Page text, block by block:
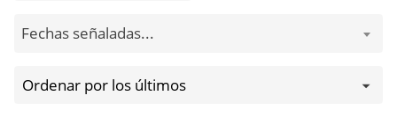
Fechas señaladas...